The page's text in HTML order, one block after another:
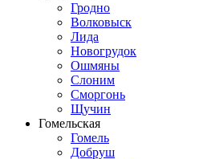
Гродно
Волковыск
Лида
Новогрудок
Ошмяны
Слоним
Сморгонь
Щучин
Гомельская
Гомель
Добруш